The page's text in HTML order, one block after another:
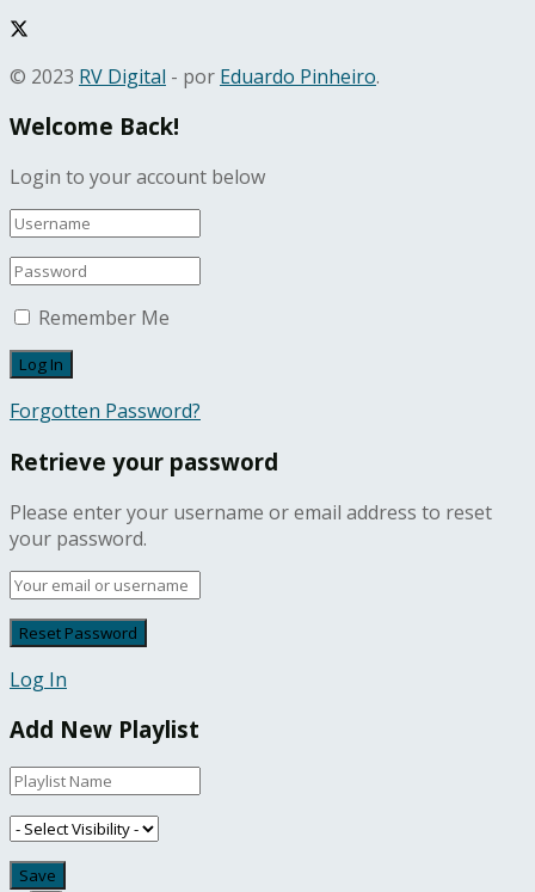
© 2023 RV Digital - por Eduardo Pinheiro.
Welcome Back!
Login to your account below
Remember Me
Forgotten Password?
Retrieve your password
Please enter your username or email address to reset
your password.
Log In
Add New Playlist